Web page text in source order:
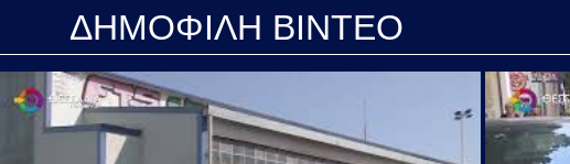
ΔΗΜΟΦΙΛΗ ΒΙΝΤΕΟ